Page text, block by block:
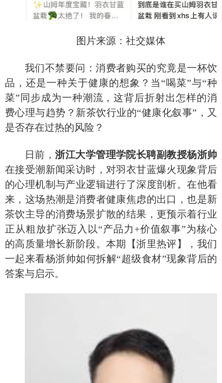
图片来源：社交媒体
我们不禁要问：消费者购买的究竟是一杯饮
品，还是一种关于健康的想象？当 “喝菜”与“种
菜”同步成为一种潮流，这背后折射出怎样的消
费心理与趋势？新茶饮行业的“健康化叙事”，又
是否存在过热的风险？
日前，浙江大学管理学院长聘副教授杨浙帅
在接受潮新闻采访时，对羽衣甘蓝爆火现象背后
的心理机制与产业逻辑进行了深度剖析。在他看
来，这场热潮是消费者健康焦虑的出口，也是新
茶饮主导的消费场景扩散的结果，更预示着行业
正从粗放扩张迈入以“产品力+价值叙事”为核心
的高质量增长新阶段。本期【浙里热评】，我们
一起来看杨浙帅如何拆解“超级食材”现象背后的
答案与启示。